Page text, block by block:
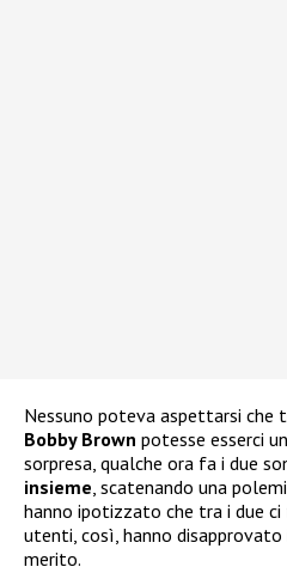
Nessuno poteva aspettarsi che
Bobby Brown potesse esserci
sorpresa, qualche ora fa i due
insieme, scatenando una
hanno ipotizzato che tra i due ci
utenti, così, hanno disapprovato
merito.